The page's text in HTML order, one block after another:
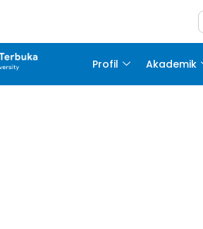
Profil Akademik